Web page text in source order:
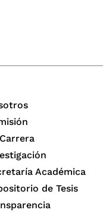
Académica
de Tesis